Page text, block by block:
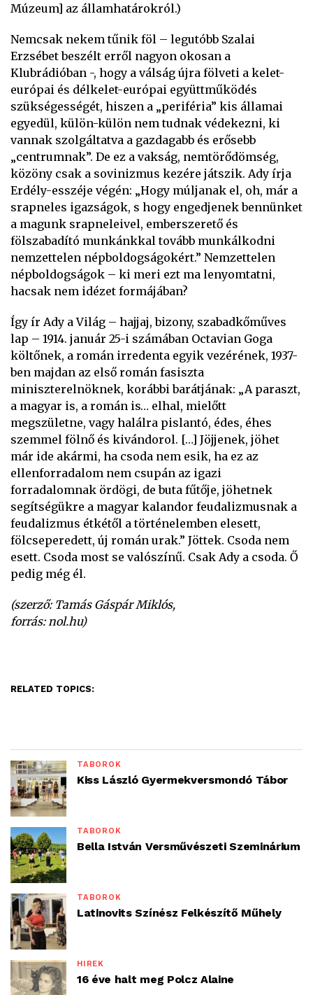
Múzeum] az államhatárokról.)
Nemcsak nekem tűnik föl – legutóbb Szalai
Erzsébet beszélt erről nagyon okosan a
Klubrádióban -, hogy a válság újra fölveti a kelet-
európai és délkelet-európai együttműködés
szükségességét, hiszen a „periféria” kis államai
egyedül, külön-külön nem tudnak védekezni, ki
vannak szolgáltatva a gazdagabb és erősebb
„centrumnak”. De ez a vakság, nemtörődömség,
közöny csak a sovinizmus kezére játszik. Ady írja
Erdély-esszéje végén: „Hogy múljanak el, oh, már a
srapneles igazságok, s hogy engedjenek bennünket
a magunk srapneleivel, emberszerető és
fölszabadító munkánkkal tovább munkálkodni
nemzettelen népboldogságokért.” Nemzettelen
népboldogságok – ki meri ezt ma lenyomtatni,
hacsak nem idézet formájában?
Így ír Ady a Világ – hajjaj, bizony, szabadkőműves
lap – 1914. január 25-i számában Octavian Goga
költőnek, a román irredenta egyik vezérének, 1937-
ben majdan az első román fasiszta
miniszterelnöknek, korábbi barátjának: „A paraszt,
a magyar is, a román is… elhal, mielőtt
megszületne, vagy halálra pislantó, édes, éhes
szemmel fölnő és kivándorol. […] Jöjjenek, jöhet
már ide akármi, ha csoda nem esik, ha ez az
ellenforradalom nem csupán az igazi
forradalomnak ördögi, de buta fűtője, jöhetnek
segítségükre a magyar kalandor feudalizmusnak a
feudalizmus étkétől a történelemben elesett,
fölcseperedett, új román urak.” Jöttek. Csoda nem
esett. Csoda most se valószínű. Csak Ady a csoda. Ő
pedig még él.
(szerző: Tamás Gáspár Miklós,
forrás: nol.hu)
RELATED TOPICS:
TÁBOROK
Kiss László Gyermekversmondó Tábor
TÁBOROK
Bella István Versművészeti Szeminárium
TÁBOROK
Latinovits Színész Felkészítő Műhely
HÍREK
16 éve halt meg Polcz Alaine